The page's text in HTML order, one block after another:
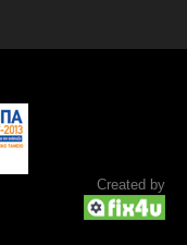
Created by